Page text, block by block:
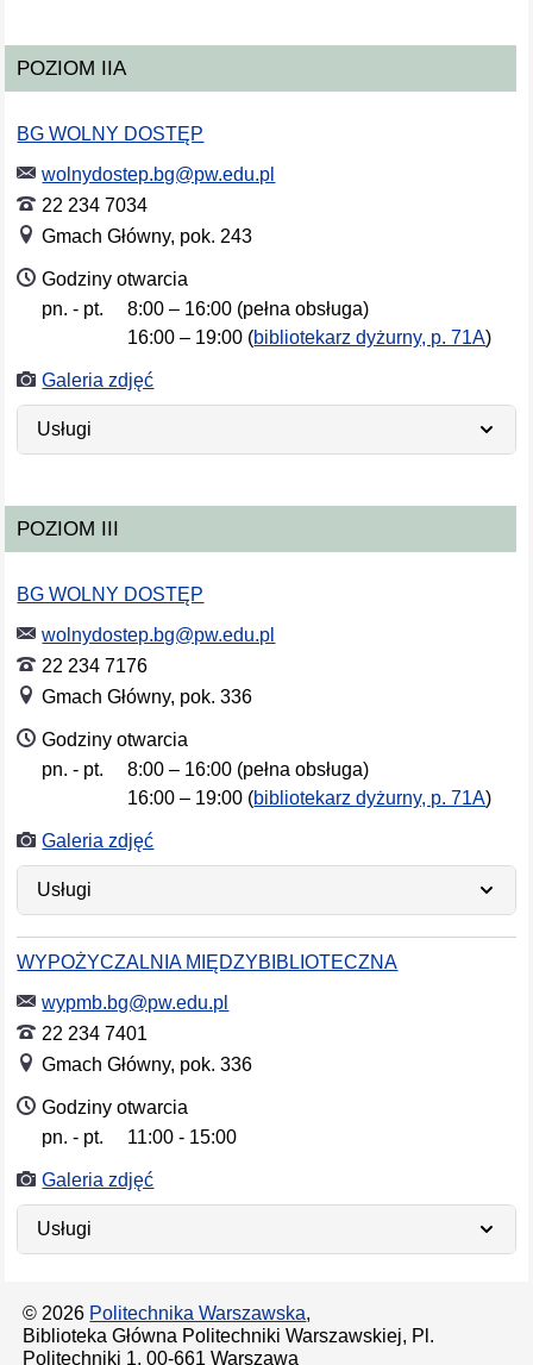
POZIOM IIA
BG WOLNY DOSTĘP
wolnydostep.bg@pw.edu.pl
22 234 7034
Gmach Główny, pok. 243
Godziny otwarcia
Dni tygodnia
Godziny otwarcia
pn. - pt.
8:00 – 16:00 (pełna obsługa)
16:00 – 19:00 (bibliotekarz dyżurny, p. 71A)
Galeria zdjęć
Usługi
POZIOM III
BG WOLNY DOSTĘP
wolnydostep.bg@pw.edu.pl
22 234 7176
Gmach Główny, pok. 336
Godziny otwarcia
Dni tygodnia
Godziny otwarcia
pn. - pt.
8:00 – 16:00 (pełna obsługa)
16:00 – 19:00 (bibliotekarz dyżurny, p. 71A)
Galeria zdjęć
Usługi
WYPOŻYCZALNIA MIĘDZYBIBLIOTECZNA
wypmb.bg@pw.edu.pl
22 234 7401
Gmach Główny, pok. 336
Godziny otwarcia
Dni tygodnia
Godziny otwarcia
pn. - pt. 11:00 - 15:00
Galeria zdjęć
Usługi
© 2026 Politechnika Warszawska,
Biblioteka Główna Politechniki Warszawskiej, Pl.
Politechniki 1, 00-661 Warszawa